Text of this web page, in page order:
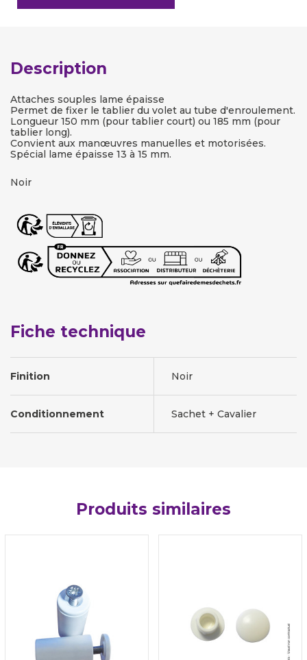
Description
Attaches souples lame épaisse
Permet de fixer le tablier du volet au tube d'enroulement.
Longueur 150 mm (pour tablier court) ou 185 mm (pour
tablier long).
Convient aux manœuvres manuelles et motorisées.
Spécial lame épaisse 13 à 15 mm.
Noir
Fiche technique
Finition Noir
Conditionnement Sachet + Cavalier
Produits similaires